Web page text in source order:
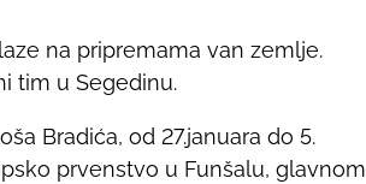
na pripremama van zemlje.
tim u Segedinu.
Bradića, od 27.januara do 5.
prvenstvo u Funšalu, glavnom